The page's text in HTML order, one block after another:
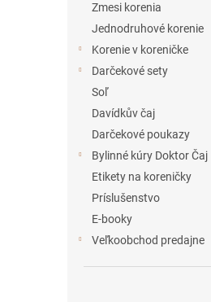
Zmesi korenia
Jednodruhové korenie
Korenie v koreničke
Darčekové sety
Soľ
Davídkův čaj
Darčekové poukazy
Bylinné kúry Doktor Čaj
Etikety na koreničky
Príslušenstvo
E-booky
Veľkoobchod predajne